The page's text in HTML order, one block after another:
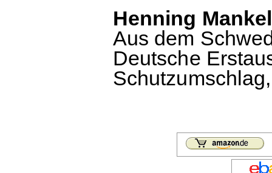
Henning
Aus dem
Deutsche